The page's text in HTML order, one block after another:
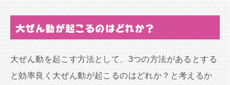
大ぜん動が起こるのはどれか？
大ぜん動を起こす方法として、3つの方法があるとする
と効率良く大ぜん動が起こるのはどれか？と考えるか